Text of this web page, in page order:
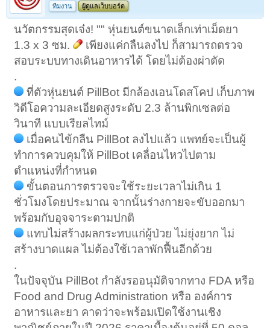
ทีมงาน
ผู้ดูแลเว็บบอร์ด
นวัตกรรมสุดเจ๋ง! "" หุ่นยนต์ขนาดเล็กเท่าเม็ดยา
1.3 x 3 ซม.
เพียงแค่กลืนลงไป ก็สามารถตรวจ
สอบระบบทางเดินอาหารได้ โดยไม่ต้องผ่าตัด
.
ที่ตัวหุ่นยนต์ PillBot มีกล้องเอนโดสโคป เก็บภาพ
วิดีโอความละเอียดสูงระดับ 2.3 ล้านพิกเซลต่อ
วินาที แบบเรียลไทม์
เมื่อคนไข้กลืน PillBot ลงไปแล้ว แพทย์จะเป็นผู้
ทำการควบคุมให้ PillBot เคลื่อนไหวไปตาม
ตำแหน่งที่กำหนด
ขั้นตอนการตรวจจะใช้ระยะเวลาไม่เกิน 1
ชั่วโมงโดยประมาณ จากนั้นร่างกายจะขับออกมา
พร้อมกับอุจจาระตามปกติ
แทบไม่สร้างผลกระทบแก่ผู้ป่วย ไม่ยุ่งยาก ไม่
สร้างบาดแผล ไม่ต้องใช้เวลาพักฟื้นอีกด้วย
.
ในปัจจุบัน PillBot กำลังรออนุมัติจากทาง FDA หรือ
Food and Drug Administration หรือ องค์การ
อาหารและยา คาดว่าจะพร้อมเปิดใช้งานเชิง